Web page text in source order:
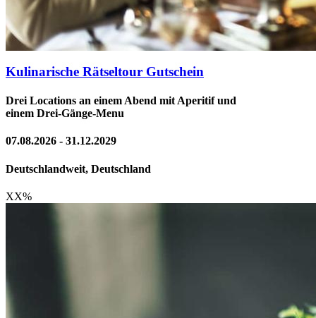
Kulinarische Rätseltour Gutschein
Drei Locations an einem Abend mit Aperitif und
einem Drei-Gänge-Menu
07.08.2026 - 31.12.2029
Deutschlandweit, Deutschland
XX%